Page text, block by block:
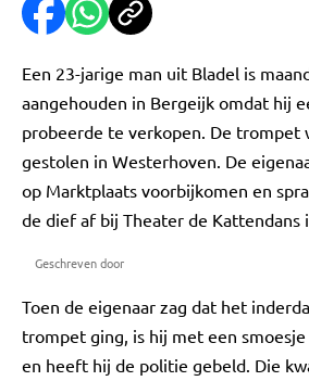
Een 23-jarige man uit Bladel is
aangehouden in Bergeijk omdat hij
probeerde te verkopen. De trompet
gestolen in Westerhoven. De
op Marktplaats voorbijkomen en
de dief af bij Theater de Kattendans
Geschreven door
Toen de eigenaar zag dat het
trompet ging, is hij met een
en heeft hij de politie gebeld. Die